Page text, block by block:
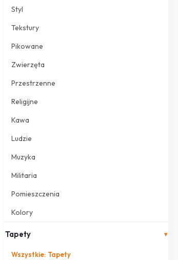
Styl
Tekstury
Pikowane
Zwierzęta
Przestrzenne
Religijne
Kawa
Ludzie
Muzyka
Militaria
Pomieszczenia
Kolory
Tapety ▾
Wszystkie: Tapety